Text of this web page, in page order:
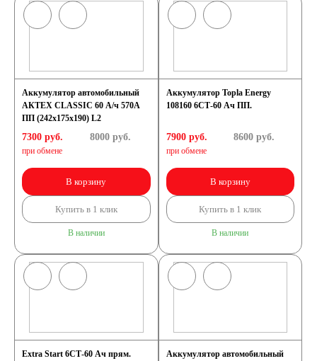
Аккумулятор автомобильный
АКТЕХ CLASSIC 60 А/ч 570А
ПП (242x175x190) L2
7300 руб.
при обмене
8000руб.
В корзину
Купить в 1 клик
В наличии
Аккумулятор Topla Energy
108160 6СТ-60 Ач ПП.
7900 руб.
при обмене
8600 руб.
В корзину
Купить в 1 клик
В наличии
Extra Start 6СТ-60 Ач прям.
Аккумулятор автомобильный